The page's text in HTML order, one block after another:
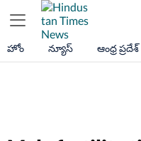
హోం న్యూస్ ఆంధ్ర ప్రదేశ్